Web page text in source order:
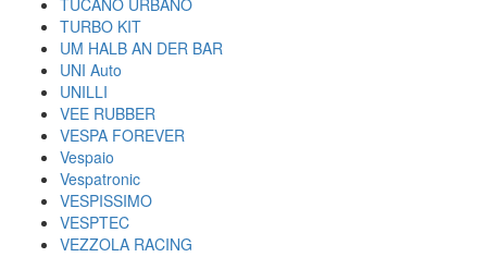
TUCANO URBANO
TURBO KIT
UM HALB AN DER BAR
UNI Auto
UNILLI
VEE RUBBER
VESPA FOREVER
Vespaio
Vespatronic
VESPISSIMO
VESPTEC
VEZZOLA RACING